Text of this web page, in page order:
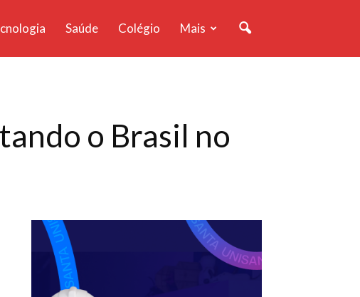
Saúde Colégio Mais
o Brasil no